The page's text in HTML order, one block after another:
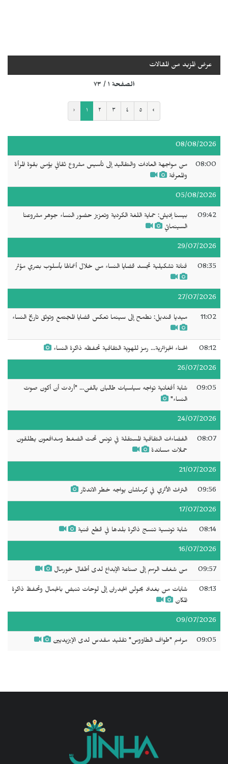
عرض المزيد من المقالات
الصفحة ١ / ٧٣
‹ ١ ٢ ٣ ٤ ٥ ›
08/08/2026
08:00
من مواجهة العادات والتقاليد إلى تأسيس مشروع ثقافي يؤمن بقوة المرأة
والمعرفة
05/08/2026
09:42
بيسنا إديش: حماية اللغة الكردية وتعزيز حضور النساء جوهر مشروعنا
السينمائي
29/07/2026
08:35 فنانة تشكيلية تجسد قضايا النساء من خلال أعمالها بأسلوب بصري مؤثر
27/07/2026
11:02 ميديا قنديل: نطمح إلى سينما تعكس قضايا المجتمع وتوثق تاريخ النساء
08:12 الحناء الجزائرية... رمز للهوية الثقافية تحفظه ذاكرة النساء
26/07/2026
09:05
شابة أفغانية تواجه سياسيات طالبان بالفن... "أردت أن أكون صوت
النساء"
24/07/2026
08:07
الفضاءات الثقافية المستقلة في تونس تحت الضغط ومدافعون يطلقون
حملات مساندة
21/07/2026
09:56 التراث الأثري في كرماشان يواجه خطر الاندثار
17/07/2026
08:14 شابة تونسية تنسج ذاكرة بلدها في قطع فنية
16/07/2026
09:57 من شغف الرسم إلى صناعة الإبداع لدى أطفال خورمال
08:13
شابات من بغداد يحولن الجدران إلى لوحات تنبض بالجمال وتحفظ ذاكرة
المكان
09/07/2026
09:05 مراسم "طواف الطاووس" تقليد مقدس لدى الإيزيديين